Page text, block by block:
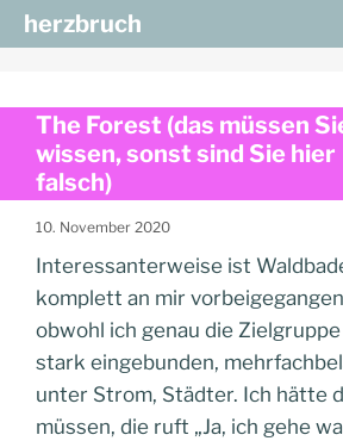
Zum
Inhalt
herzbruch
The Forest (das müssen
wissen, sonst sind Sie hier
falsch)
10. November 2020
Interessanterweise ist
komplett an mir
obwohl ich genau die
stark eingebunden,
unter Strom, Städter. Ich hätte
müssen, die ruft „Ja, ich gehe